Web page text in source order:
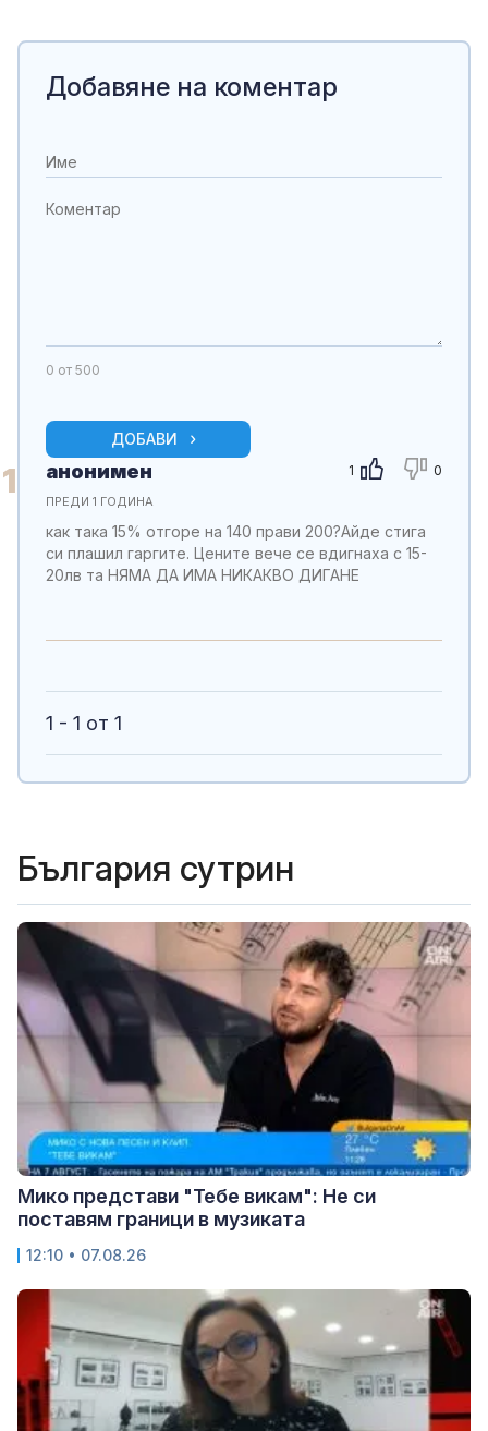
Добавяне на коментар
0 от 500
ДОБАВИ
1 1 0
анонимен
ПРЕДИ 1 ГОДИНА
как така 15% отгоре на 140 прави 200?Айде стига
си плашил гаргите. Цените вече се вдигнаха с 15-
20лв та НЯМА ДА ИМА НИКАКВО ДИГАНЕ
1 - 1 от 1
България сутрин
Мико представи "Тебе викам": Не си
поставям граници в музиката
12:10 • 07.08.26